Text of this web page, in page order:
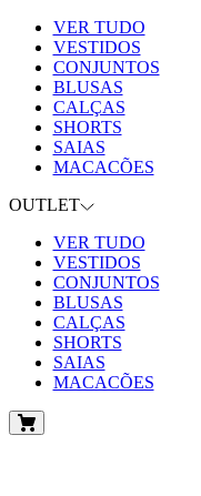
VER TUDO
VESTIDOS
CONJUNTOS
BLUSAS
CALÇAS
SHORTS
SAIAS
MACACÕES
OUTLET
VER TUDO
VESTIDOS
CONJUNTOS
BLUSAS
CALÇAS
SHORTS
SAIAS
MACACÕES